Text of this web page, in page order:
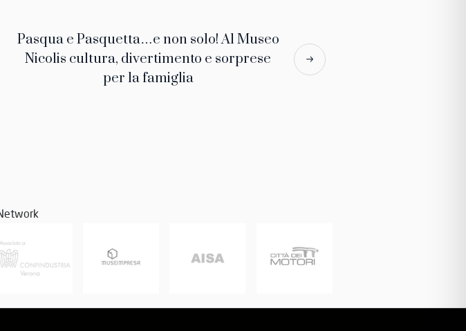
Pasqua e Pasquetta…e non solo! Al Museo
Nicolis cultura, divertimento e sorprese
per la famiglia